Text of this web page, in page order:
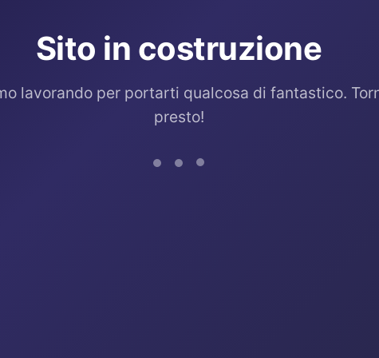
Sito in costruzione
lavorando per portarti qualcosa di fantastico.
presto!